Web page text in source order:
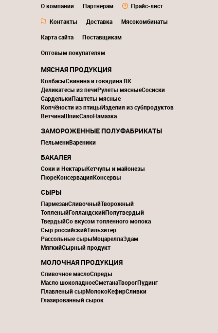
О компании
Партнерам
Прайс-лист
Контакты
Доставка
Мясокомбинаты
Карта сайта
Поставщикам
Оптовым покупателям
МЯСНАЯ ПРОДУКЦИЯ
КолбасыСвинина и говядина ВК
Деликатесы из печиРулеты мясныеСосиски
СарделькиПаштеты мясные
Копчёности из птицыИзделия из субпродуктов
ВетчинаШпикСалоНамазка
ЗАМОРОЖЕННЫЕ ПОЛУФАБРИКАТЫ
ПельмениВареники
БАКАЛЕЯ
Соки и НектарыКетчупы и майонезы
ПюреКонсервацияКонсервы
СЫРЫ
ПармезанСливочныйТворожный
ТопленыйГолландскийПолутвердый
ТвердыйСо вкусом топленного молока
Сыр российскийТильзитер
Рассольные сырыМоцареллаЭдам
МягкийСырный продукт
МОЛОЧНАЯ ПРОДУКЦИЯ
Сливочное маслоСпреды
Масло шоколадноеСметанаТворогПудинг
Плавленый сырМолокоКефирСливки
Глазированный сырок